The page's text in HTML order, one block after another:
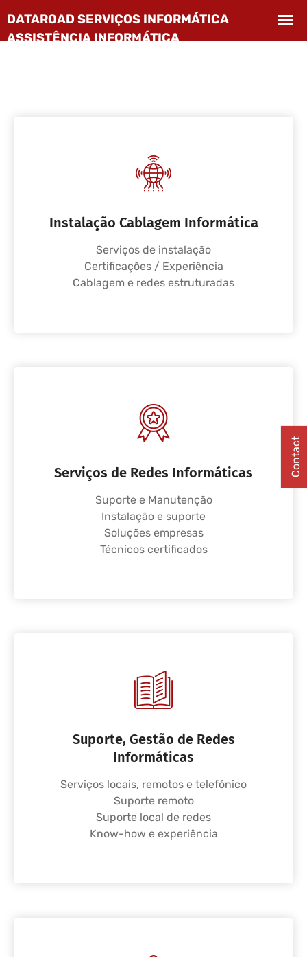
Instalação Cablagem Informática
Serviços de instalação
Certificações / Experiência
Cablagem e redes estruturadas
Serviços de Redes Informáticas
Suporte e Manutenção
Instalação e suporte
Soluções empresas
Técnicos certificados
Suporte, Gestão de Redes
Informáticas
Serviços locais, remotos e telefónico
Suporte remoto
Suporte local de redes
Know-how e experiência
Contact